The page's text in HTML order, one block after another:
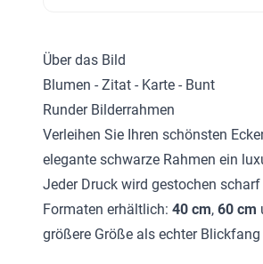
Über das Bild
Blumen - Zitat - Karte - Bunt
Runder Bilderrahmen
Verleihen Sie Ihren schönsten
elegante schwarze Rahmen ein
Jeder Druck wird gestochen
Formaten erhältlich: 40 cm, 60 cm
größere Größe als echter Blickfang